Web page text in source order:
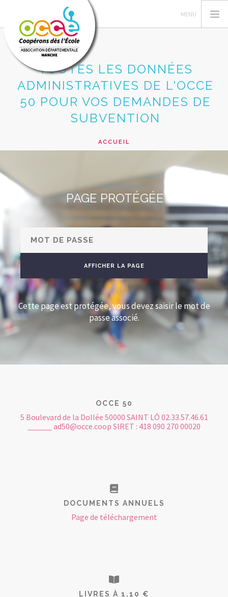
L'OCCE
GERER SA COOPERATIVE
ACTIONS PÉDAGOGIQUES
RESSOURCES PEDAGOGIQUES
RECHERCHER
TOUTES LES DONNÉES
ADMINISTRATIVES DE L'OCCE
50 POUR VOS DEMANDES DE
SUBVENTION
ACCUEIL
50 POUR VOS DEMANDES DE SUBVENTION
PAGE PROTÉGÉE
Cette page est protégée, vous devez saisir le mot de
passe associé.
OCCE 50
5 Boulevard de la Dollée 50000 SAINT LÔ 02.33.57.46.61
______ ad50@occe.coop SIRET : 418 090 270 00020
DOCUMENTS ANNUELS
Page de téléchargement
LIVRES À 1,10 €